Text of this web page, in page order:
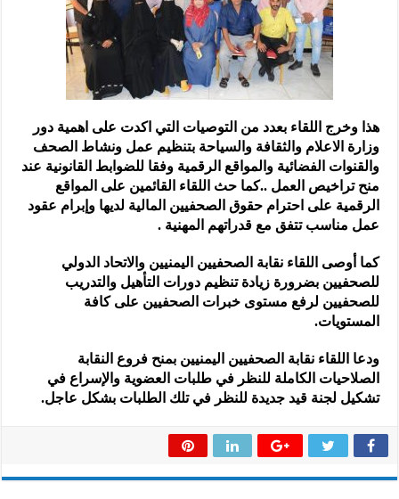
هذا وخرج اللقاء بعدد من التوصيات التي اكدت على اهمية دور
وزارة الاعلام والثقافة والسياحة بتنظيم عمل ونشاط الصحف
والقنوات الفضائية والمواقع الرقمية وفقا للضوابط القانونية عند
منح تراخيص العمل ..كما حث اللقاء القائمين على المواقع
الرقمية على احترام حقوق الصحفيين المالية لديها وإبرام عقود
عمل مناسب تتفق مع قدراتهم المهنية .
كما أوصى اللقاء نقابة الصحفيين اليمنيين والاتحاد الدولي
للصحفيين بضرورة زيادة تنظيم دورات التأهيل والتدريب
للصحفيين لرفع مستوى خبرات الصحفيين على كافة
المستويات.
ودعا اللقاء نقابة الصحفيين اليمنيين بمنح فروع النقابة
الصلاحيات الكاملة للنظر في طلبات العضوية والإسراع في
تشكيل لجنة قيد جديدة للنظر في تلك الطلبات بشكل عاجل.